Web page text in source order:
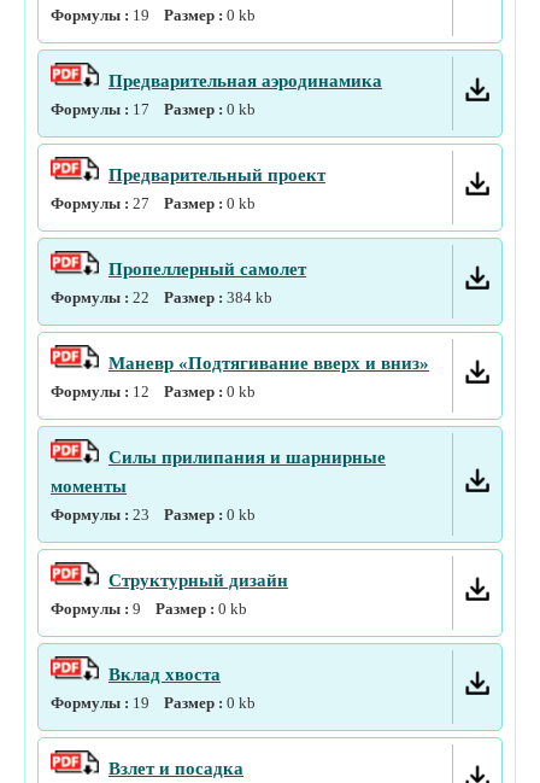
Формулы : 19 Размер : 0 kb
Предварительная аэродинамика
Формулы : 17 Размер : 0 kb
Предварительный проект
Формулы : 27 Размер : 0 kb
Пропеллерный самолет
Формулы : 22 Размер : 384 kb
Маневр «Подтягивание вверх и вниз»
Формулы : 12 Размер : 0 kb
Силы прилипания и шарнирные
моменты
Формулы : 23 Размер : 0 kb
Структурный дизайн
Формулы : 9 Размер : 0 kb
Вклад хвоста
Формулы : 19 Размер : 0 kb
Взлет и посадка